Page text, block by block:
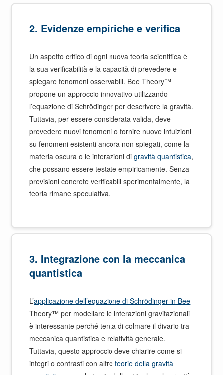
2. Evidenze empiriche e verifica
Un aspetto critico di ogni nuova teoria scientifica è
la sua verificabilità e la capacità di prevedere e
spiegare fenomeni osservabili. Bee Theory™
propone un approccio innovativo utilizzando
l’equazione di Schrödinger per descrivere la gravità.
Tuttavia, per essere considerata valida, deve
prevedere nuovi fenomeni o fornire nuove intuizioni
su fenomeni esistenti ancora non spiegati, come la
materia oscura o le interazioni digravità quantistica,
che possano essere testate empiricamente. Senza
previsioni concrete verificabili sperimentalmente, la
teoria rimane speculativa.
3. Integrazione con la meccanica
quantistica
L’applicazione dell’equazione di Schrödinger in Bee
Theory™ per modellare le interazioni gravitazionali
è interessante perché tenta di colmare il divario tra
meccanica quantistica e relatività generale.
Tuttavia, questo approccio deve chiarire come si
integri o contrasti con altreteorie della gravità